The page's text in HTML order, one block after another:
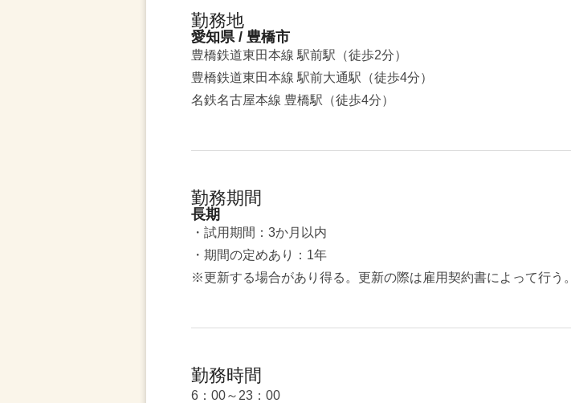
勤務地
愛知県 / 豊橋市
豊橋鉄道東田本線 駅前駅（徒歩2分）
豊橋鉄道東田本線 駅前大通駅（徒歩4分）
名鉄名古屋本線 豊橋駅（徒歩4分）
勤務期間
長期
・試用期間：3か月以内
・期間の定めあり：1年
※更新する場合があり得る。更新の際は雇用契約書によって行う。
勤務時間
6：00～23：00